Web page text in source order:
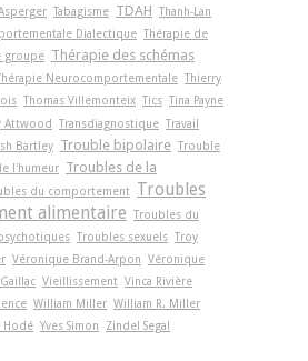
Tabagisme TDAH Thanh-Lan
Dialectique Thérapie de
groupe Thérapie des schémas
Neurocomportementale Thierry
Thomas Villemonteix Tics Tina Payne
Attwood Transdiagnostique Travail
Bartley Trouble bipolaire Trouble
l'humeur Troubles de la
du comportement Troubles
alimentaire Troubles du
Troubles sexuels Troy
Véronique Brand-Arpon Véronique
Vieillissement Vinca Rivière
William Miller William R. Miller
Hodé Yves Simon Zindel Segal